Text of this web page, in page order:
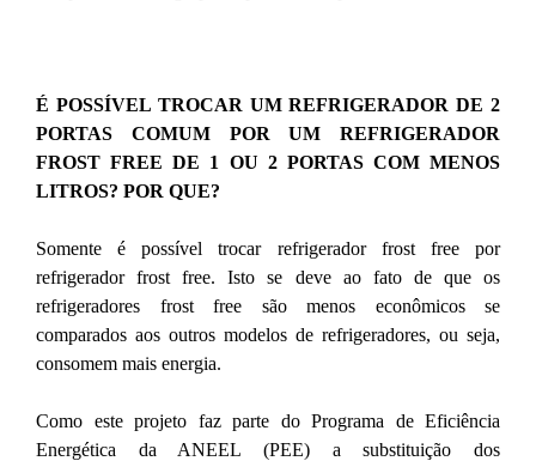
É POSSÍVEL TROCAR UM REFRIGERADOR DE 2
PORTAS COMUM POR UM REFRIGERADOR
FROST FREE DE 1 OU 2 PORTAS COM MENOS
LITROS? POR QUE?
Somente é possível trocar refrigerador frost free por
refrigerador frost free. Isto se deve ao fato de que os
refrigeradores frost free são menos econômicos se
comparados aos outros modelos de refrigeradores, ou seja,
consomem mais energia.
Como este projeto faz parte do Programa de Eficiência
Energética da ANEEL (PEE) a substituição dos